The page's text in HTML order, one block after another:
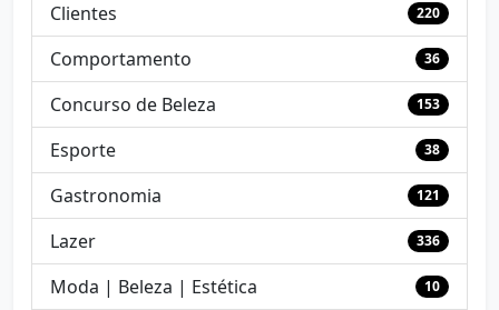
Clientes 220
Comportamento 36
Concurso de Beleza 153
Esporte 38
Gastronomia 121
Lazer 336
Moda | Beleza | Estética 10